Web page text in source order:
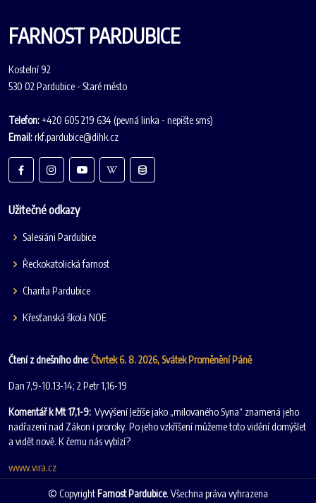
FARNOST PARDUBICE
Kostelní 92
530 02 Pardubice - Staré město
Telefon:+420 605 219 634 (pevná linka - nepište sms)
Email:rkf.pardubice@dihk.cz
Užitečné odkazy
Salesiáni Pardubice
Řeckokatolická farnost
Charita Pardubice
Křesťanská škola NOE
Čtení z dnešního dne:Čtvrtek 6. 8. 2026, Svátek Proměnění Páně
Dan 7,9-10.13-14; 2 Petr 1,16-19
Komentář k Mt 17,1-9: Vyvýšení Ježíše jako „milovaného Syna“ znamená jeho
nadřazení nad Zákon i proroky. Po jeho vzkříšení můžeme toto vidění domýšlet
a vidět nově. K čemu nás vybízí?
www.vira.cz
© Copyright Farnost Pardubice. Všechna práva vyhrazena